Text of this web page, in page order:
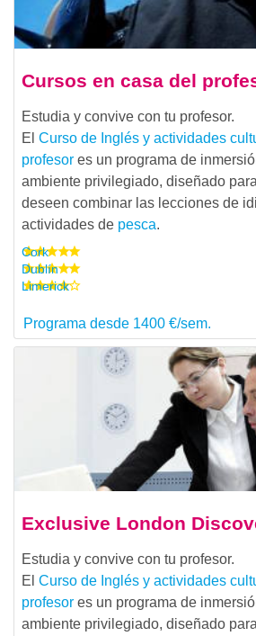
Cursos en casa del
Estudia y convive con tu profesor.
El Curso de Inglés y actividades
profesor es un programa de
ambiente privilegiado, diseñado
deseen combinar las lecciones de
actividades de pesca.
Cork
Dublín
Limerick
Programa desde 1400 €/sem.
Exclusive London
Estudia y convive con tu profesor.
El Curso de Inglés y actividades
profesor es un programa de
ambiente privilegiado, diseñado